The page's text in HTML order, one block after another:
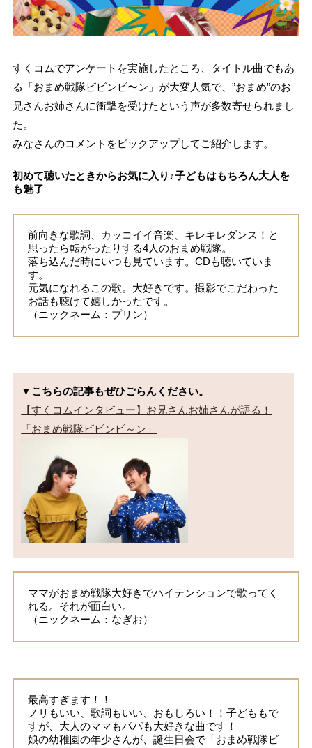
すくコムでアンケートを実施したところ、タイトル曲でもあ
る「おまめ戦隊ビビンビ〜ン」が大変人気で、”おまめ”のお
兄さんお姉さんに衝撃を受けたという声が多数寄せられまし
た。
みなさんのコメントをピックアップしてご紹介します。
初めて聴いたときからお気に入り♪子どもはもちろん大人を
も魅了
前向きな歌詞、カッコイイ音楽、キレキレダンス！と
思ったら転がったりする4人のおまめ戦隊。
落ち込んだ時にいつも見ています。CDも聴いていま
す。
元気になれるこの歌。大好きです。撮影でこだわった
お話も聴けて嬉しかったです。
（ニックネーム：プリン）
▼こちらの記事もぜひごらんください。
【すくコムインタビュー】お兄さんお姉さんが語る！
ママがおまめ戦隊大好きでハイテンションで歌ってく
れる。それが面白い。
（ニックネーム：なぎお）
最高すぎます！！
ノリもいい、歌詞もいい、おもしろい！！子どももで
すが、大人のママもパパも大好きな曲です！
娘の幼稚園の年少さんが、誕生日会で「おまめ戦隊ビ